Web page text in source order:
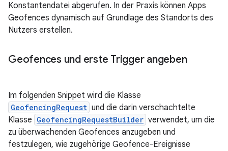
Konstantendatei abgerufen. In der Praxis können Apps
Geofences dynamisch auf Grundlage des Standorts des
Nutzers erstellen.
Geofences und erste Trigger angeben
Im folgenden Snippet wird die Klasse
GeofencingRequest und die darin verschachtelte
Klasse GeofencingRequestBuilder verwendet, um die
zu überwachenden Geofences anzugeben und
festzulegen, wie zugehörige Geofence-Ereignisse